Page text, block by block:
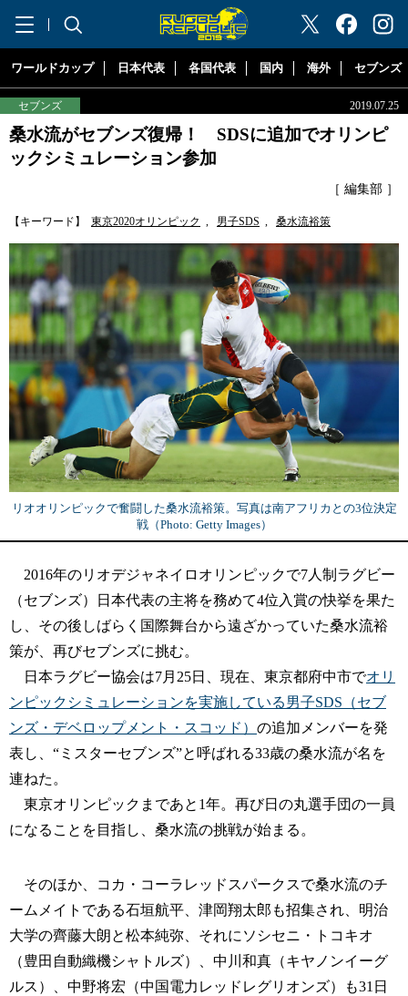
"ラグビーリパブリック"
ワールドカップ 日本代表 各国代表 国内 海外 セブンズ
セブンズ 2019.07.25
桑水流がセブンズ復帰！ SDSに追加でオリンピ
ックシミュレーション参加
［ 編集部 ］
【キーワード】 東京2020オリンピック , 男子SDS , 桑水流裕策
リオオリンピックで奮闘した桑水流裕策。写真は南アフリカとの3位決定
戦（Photo: Getty Images）
2016年のリオデジャネイロオリンピックで7人制ラグビー
（セブンズ）日本代表の主将を務めて4位入賞の快挙を果た
し、その後しばらく国際舞台から遠ざかっていた桑水流裕
策が、再びセブンズに挑む。
日本ラグビー協会は7月25日、現在、東京都府中市でオリ
ンピックシミュレーションを実施している男子SDS（セブ
ンズ・デベロップメント・スコッド） の追加メンバーを発
表し、“ミスターセブンズ”と呼ばれる33歳の桑水流が名を
連ねた。
東京オリンピックまであと1年。再び日の丸選手団の一員
になることを目指し、桑水流の挑戦が始まる。
そのほか、コカ・コーラレッドスパークスで桑水流のチ
ームメイトである石垣航平、津岡翔太郎も招集され、明治
大学の齊藤大朗と松本純弥、それにソシセニ・トコキオ
（豊田自動織機シャトルズ）、中川和真（キヤノンイーグ
ルス）、中野将宏（中国電力レッドレグリオンズ）も31日